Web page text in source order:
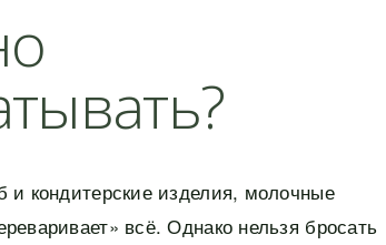
кондитерские изделия, молочные
всё. Однако нельзя бросать